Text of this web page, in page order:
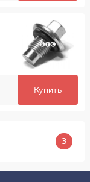
Купить
3